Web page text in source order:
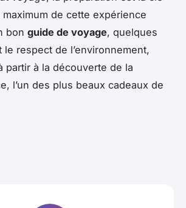
de cette expérience
bon guide de voyage, quelques
le respect de l’environnement,
partir à la découverte de la
l’un des plus beaux cadeaux de